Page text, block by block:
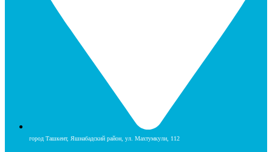
город Ташкент, Яшнабадский район, ул. Махтумкули, 112